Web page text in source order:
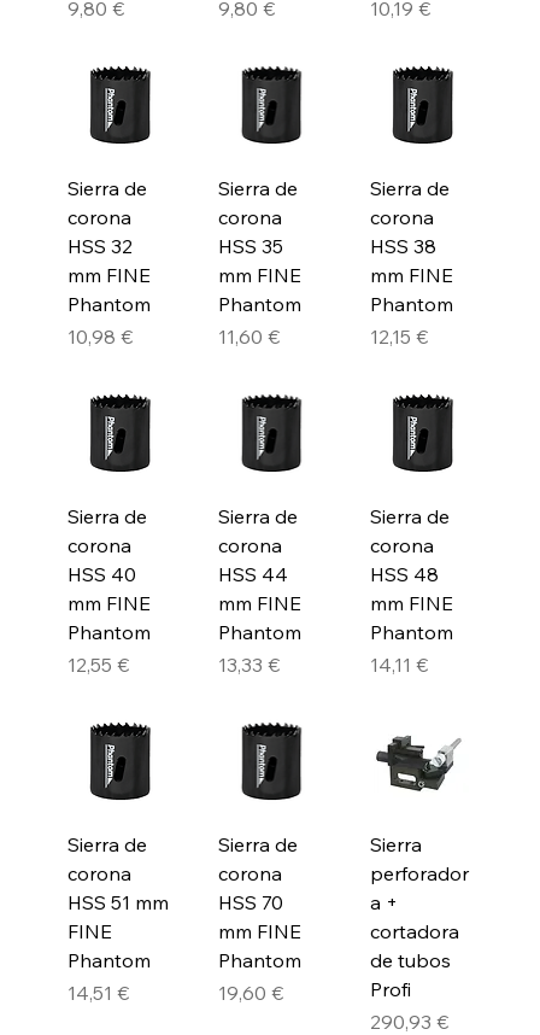
Precio
9,80 €
Precio
9,80 €
Precio
10,19 €
Sierra de
corona
HSS 32
mm FINE
Phantom
Precio
10,98 €
Sierra de
corona
HSS 35
mm FINE
Phantom
Precio
11,60 €
Sierra de
corona
HSS 38
mm FINE
Phantom
Precio
12,15 €
Sierra de
corona
HSS 40
mm FINE
Phantom
Precio
12,55 €
Sierra de
corona
HSS 44
mm FINE
Phantom
Precio
13,33 €
Sierra de
corona
HSS 48
mm FINE
Phantom
Precio
14,11 €
Sierra de
corona
HSS 51 mm
FINE
Phantom
Precio
14,51 €
Sierra de
corona
HSS 70
mm FINE
Phantom
Precio
19,60 €
Sierra
perforador
a +
cortadora
de tubos
Profi
Precio
290,93 €